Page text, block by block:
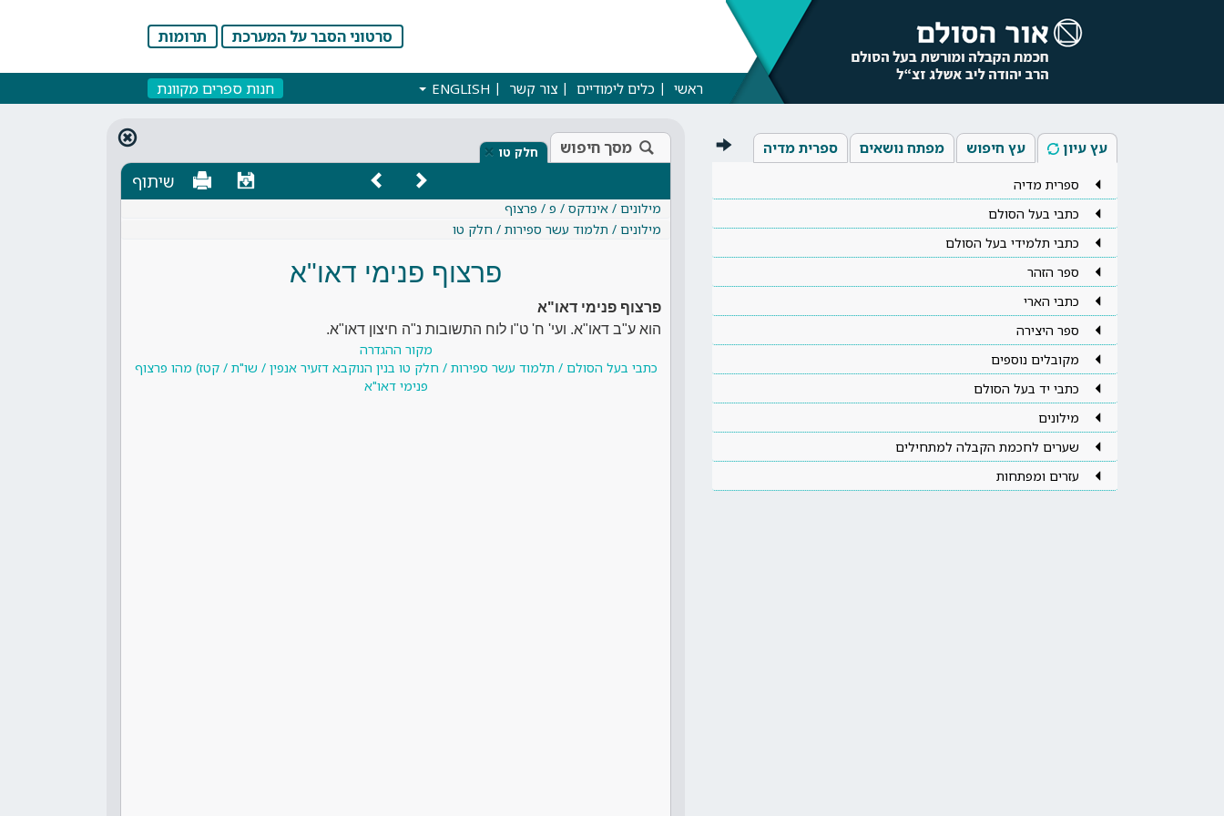
סרטוני הסבר על המערכת תרומות
ראשי כלים לימודיים צור קשר ENGLISH חנות ספרים מקוונת
עץ עיון עץ חיפוש מפתח נושאים ספרית מדיה
ספרית מדיה
כתבי בעל הסולם
כתבי תלמידי בעל הסולם
ספר הזהר
כתבי הארי
ספר היצירה
מקובלים נוספים
כתבי יד בעל הסולם
מילונים
שערים לחכמת הקבלה למתחילים
עזרים ומפתחות
מסך חיפוש חלק טו ×
שיתוף
מילונים / אינדקס / פ / פרצוף
מילונים / תלמוד עשר ספירות / חלק טו
פרצוף פנימי דאו"א
פרצוף פנימי דאו"א
הוא ע"ב דאו"א. ועי' ח' ט"ו לוח התשובות נ"ה חיצון דאו"א.
מקור ההגדרה
כתבי בעל הסולם / תלמוד עשר ספירות / חלק טו בנין הנוקבא דזעיר אנפין / שו"ת / קטז) מהו פרצוף
פנימי דאו"א